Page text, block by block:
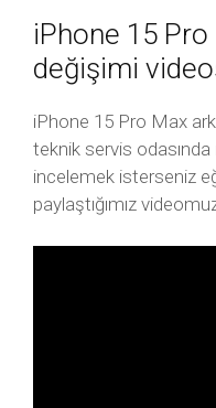
iPhone 15
değişimi
iPhone 15 Pro Max
teknik servis odasında
incelemek isterseniz
paylaştığımız